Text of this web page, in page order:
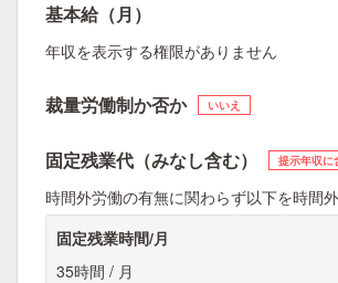
基本給（月）
年収を表示する権限がありません
裁量労働制か否か いいえ
固定残業代（みなし含む） 提示年収に
時間外労働の有無に関わらず以下を時間
固定残業時間/月
35時間 / 月